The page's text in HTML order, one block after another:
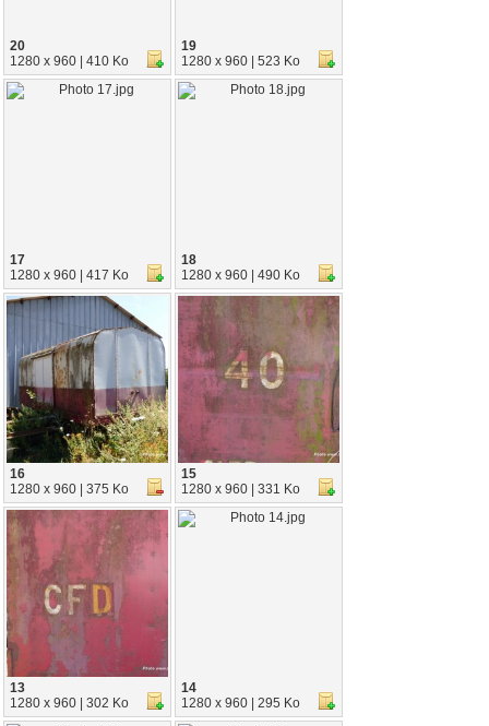
20
1280 x 960 | 410 Ko
19
1280 x 960 | 523 Ko
17
1280 x 960 | 417 Ko
18
1280 x 960 | 490 Ko
16
1280 x 960 | 375 Ko
15
1280 x 960 | 331 Ko
13
1280 x 960 | 302 Ko
14
1280 x 960 | 295 Ko